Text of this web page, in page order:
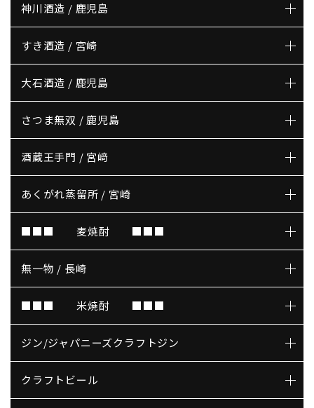
神川酒造 / 鹿児島
すき酒造 / 宮崎
大石酒造 / 鹿児島
さつま無双 / 鹿児島
酒蔵王手門 / 宮﨑
あくがれ蒸留所 / 宮崎
■■■ 麦焼酎 ■■■
無一物 / 長崎
■■■ 米焼酎 ■■■
ジン/ジャパニーズクラフトジン
クラフトビール